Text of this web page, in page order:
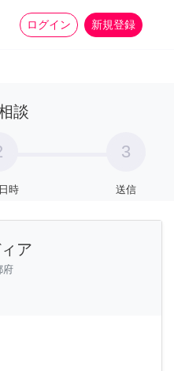
ログイン 新規登録
家事 more_horiz
談
時
3
送信
ア
府